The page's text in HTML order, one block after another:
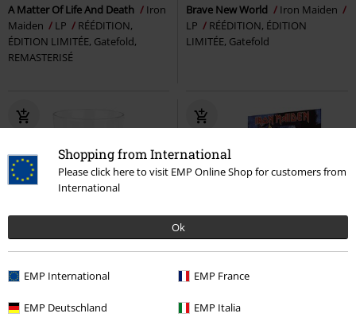
Shopping from International
Please click here to visit EMP Online Shop for customers from
International
Ok
EMP International EMP France
EMP Deutschland EMP Italia
A Matter Of Life And Death
Iron
Maiden
LP
RÉÉDITION,
ÉDITION LIMITÉE, Gatefold,
REMASTERISÉ
Brave New World
Iron Maiden
LP
RÉÉDITION, ÉDITION
LIMITÉE, Gatefold
Number Of The Beast No prayer for the dying